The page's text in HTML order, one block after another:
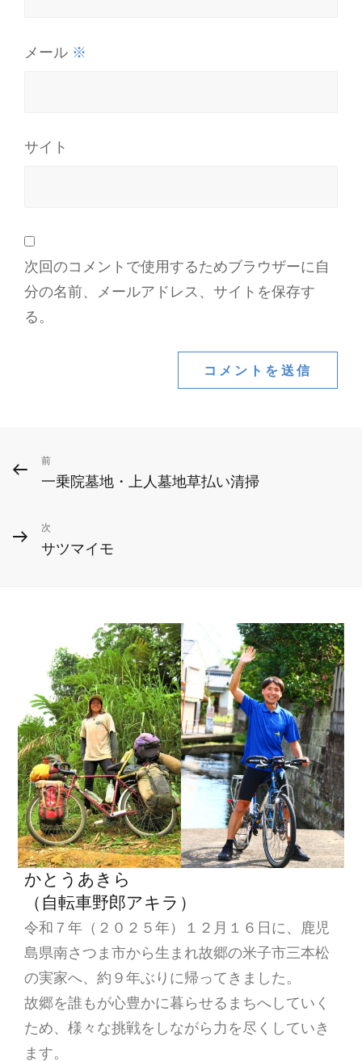
メール ※
サイト
次回のコメントで使用するためブラウザーに自
分の名前、メールアドレス、サイトを保存す
る。
投
ナ
ビ
ン
前
稿
前
一乗院墓地・上人墓地草払い清掃
次
の
次
サツマイモ
かとうあきら
（自転車野郎アキラ）
令和７年（２０２５年）１２月１６日に、鹿児
島県南さつま市から生まれ故郷の米子市三本松
の実家へ、約９年ぶりに帰ってきました。
故郷を誰もが心豊かに暮らせるまちへしていく
ため、様々な挑戦をしながら力を尽くしていき
ます。